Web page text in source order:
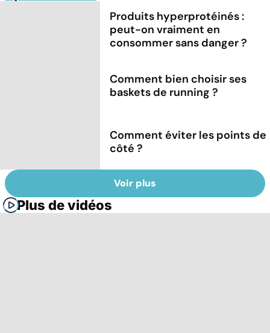
Produits hyperprotéinés :
peut-on vraiment en
consommer sans danger ?
Comment bien choisir ses
baskets de running ?
Comment éviter les points de
côté ?
Voir plus
Plus de vidéos